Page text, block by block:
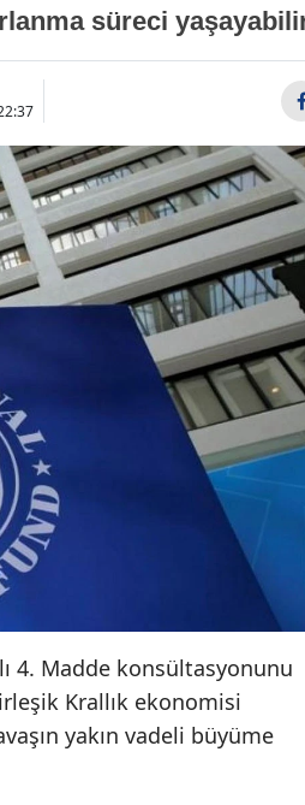
süreci
4. Madde konsültasyonunu
Krallık ekonomisi
yakın vadeli büyüme